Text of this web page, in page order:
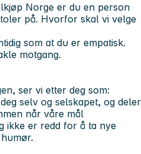
Norge er du en person
på. Hvorfor skal vi velge
som at du er empatisk.
motgang.
ser vi etter deg som:
selv og selskapet, og deler
når våre mål
ikke er redd for å ta nye